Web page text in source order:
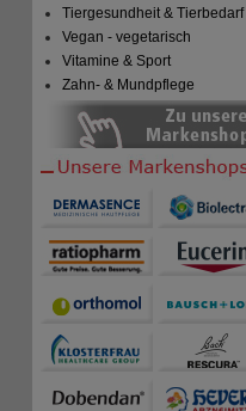
Tiergesundheit & Tierbedarf
Vegan - vegetarisch
Vitamine & Sport
Zahn- & Mundpflege